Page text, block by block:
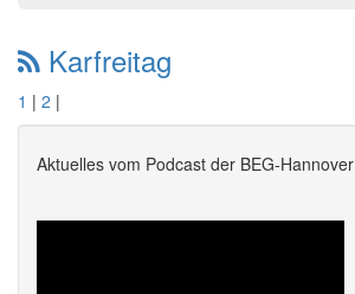
Karfreitag
1 | 2 |
Aktuelles vom Podcast der BEG-Hannover